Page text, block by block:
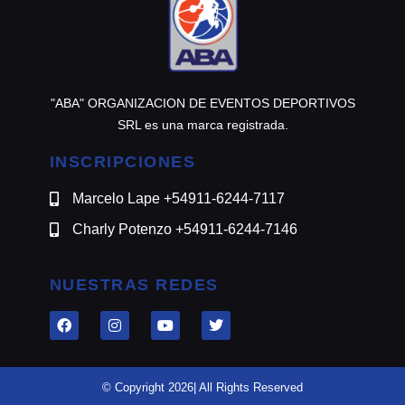
"ABA" ORGANIZACION DE EVENTOS DEPORTIVOS
SRL es una marca registrada.
INSCRIPCIONES
Marcelo Lape +54911-6244-7117
Charly Potenzo +54911-6244-7146
NUESTRAS REDES
© Copyright 2026| All Rights Reserved